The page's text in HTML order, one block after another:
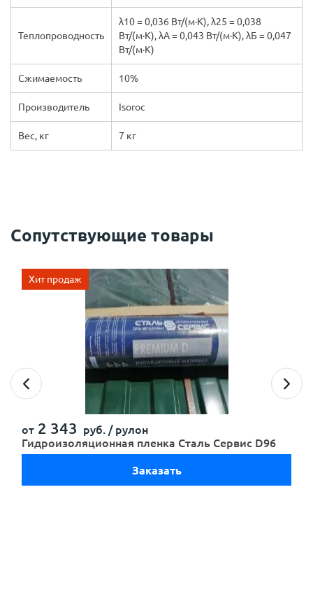
Теплопроводность
λ10 = 0,036 Вт/(м·К), λ25 = 0,038
Вт/(м·К), λА = 0,043 Вт/(м·К), λБ = 0,047
Вт/(м·К)
Сжимаемость 10%
Производитель Isoroc
Вес, кг 7 кг
политикой обработки персональных данных
ознакомлен(-а) и даюсогласиена обработку
персональных данных
с политикой конфиденциальностиознакомлен(-а)
и даю согласие
Сопутствующие товары
Хит продаж
от 2 343 руб. / рулон
Гидроизоляционная пленка Сталь Сервис D96
Заказать